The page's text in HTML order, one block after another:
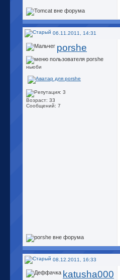
06.11.2011, 14:31
porshe
ньюби
Возраст: 33
Сообщений: 7
08.12.2011, 16:33
katusha000